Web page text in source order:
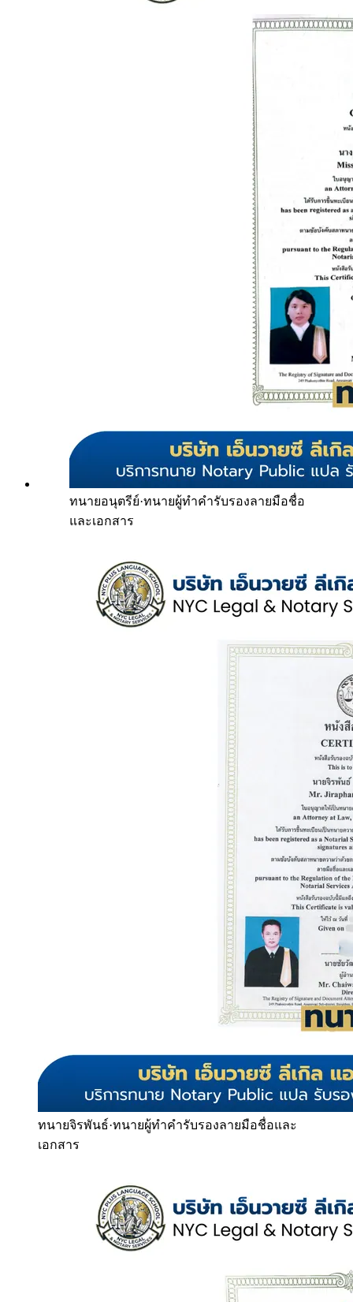
ทนายอนุตรีย์·ทนายผู้ทำคำรับรองลายมือชื่อ
และเอกสาร
ทนายจิรพันธ์·ทนายผู้ทำคำรับรองลายมือชื่อและ
เอกสาร